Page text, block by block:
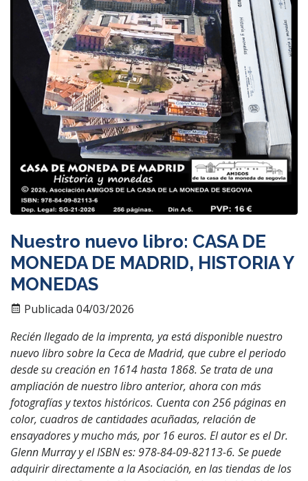
Nuestro nuevo libro: CASA DE
MONEDA DE MADRID, HISTORIA Y
MONEDAS
Publicada 04/03/2026
Recién llegado de la imprenta, ya está disponible nuestro
nuevo libro sobre la Ceca de Madrid, que cubre el periodo
desde su creación en 1614 hasta 1868. Se trata de una
ampliación de nuestro libro anterior, ahora con más
fotografías y textos históricos. Cuenta con 256 páginas en
color, cuadros de cantidades acuñadas, relación de
ensayadores y mucho más, por 16 euros. El autor es el Dr.
Glenn Murray y el ISBN es: 978-84-09-82113-6. Se puede
adquirir directamente a la Asociación, en las tiendas de los